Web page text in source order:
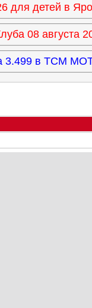
для детей в
08 августа
3.499 в ТСМ